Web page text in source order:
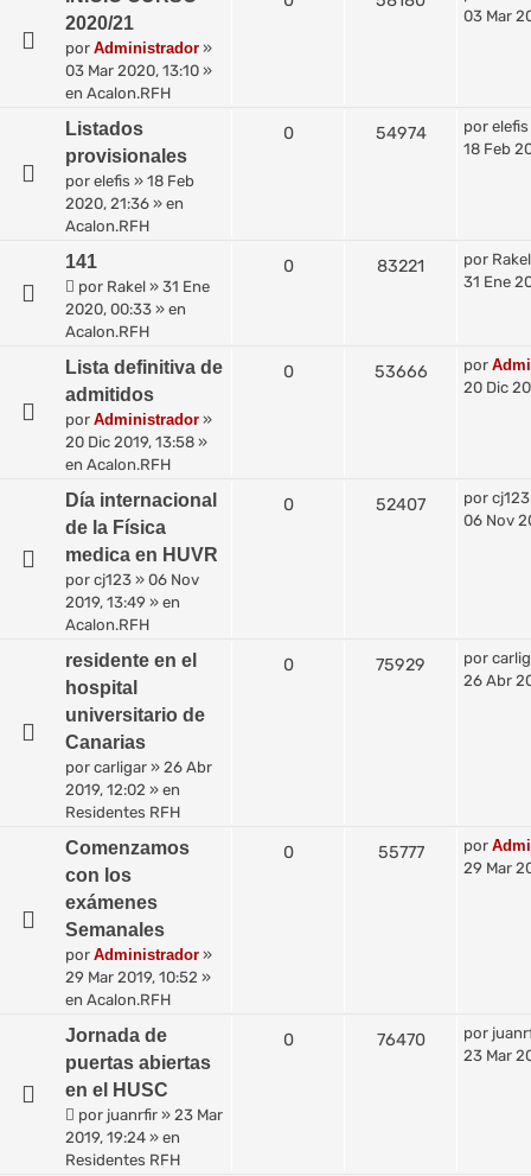
2020/21
por Administrador »
03 Mar 2020, 13:10 »
en Acalon.RFH
03 Mar
Listados
provisionales
por elefis » 18 Feb
2020, 21:36 » en
Acalon.RFH
0 54974 por elefis
18 Feb
141
por Rakel » 31 Ene
2020, 00:33 » en
Acalon.RFH
0 83221 por Rakel
31 Ene
Lista definitiva de
admitidos
por Administrador »
20 Dic 2019, 13:58 »
en Acalon.RFH
0 53666 por
20 Dic
Día internacional
de la Física
medica en HUVR
por cj123 » 06 Nov
2019, 13:49 » en
Acalon.RFH
0 52407 por cj123
06 Nov
residente en el
hospital
universitario de
Canarias
por carligar » 26 Abr
2019, 12:02 » en
Residentes RFH
0 75929 por
26 Abr
Comenzamos
con los
exámenes
Semanales
por Administrador »
29 Mar 2019, 10:52 »
en Acalon.RFH
0 55777 por
29 Mar
Jornada de
puertas abiertas
en el HUSC
por juanrfir » 23 Mar
2019, 19:24 » en
Residentes RFH
0 76470 por
23 Mar